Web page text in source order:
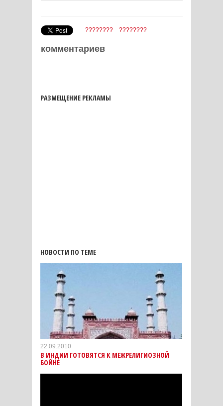
???????? ????????
комментариев
РАЗМЕЩЕНИЕ РЕКЛАМЫ
НОВОСТИ ПО ТЕМЕ
22.09.2010
В ИНДИИ ГОТОВЯТСЯ К МЕЖРЕЛИГИОЗНОЙ
БОЙНЕ